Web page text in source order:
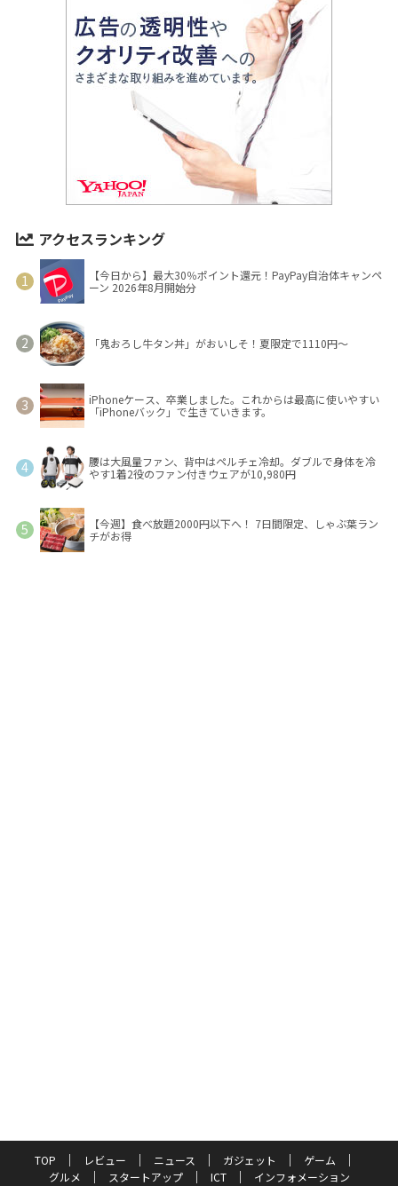
アクセスランキング
【今日から】最大30％ポイント還元！PayPay自治体キャンペ
ーン 2026年8月開始分
「鬼おろし牛タン丼」がおいしそ！夏限定で1110円～
iPhoneケース、卒業しました。これからは最高に使いやすい
「iPhoneバック」で生きていきます。
腰は大風量ファン、背中はペルチェ冷却。ダブルで身体を冷
やす1着2役のファン付きウェアが10,980円
【今週】食べ放題2000円以下へ！ 7日間限定、しゃぶ葉ラン
チがお得
TOP レビュー ニュース ガジェット
ゲーム
グルメ
スタートアップ ICT インフォメーション